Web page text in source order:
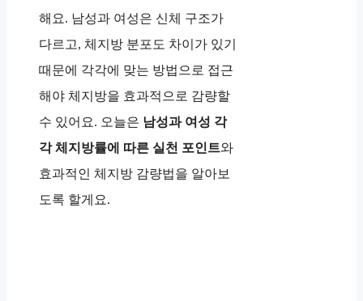
해요. 남성과 여성은 신체 구조가
다르고, 체지방 분포도 차이가 있기
때문에 각각에 맞는 방법으로 접근
해야 체지방을 효과적으로 감량할
수 있어요. 오늘은 남성과 여성 각
각 체지방률에 따른 실천 포인트와
효과적인 체지방 감량법을 알아보
도록 할게요.